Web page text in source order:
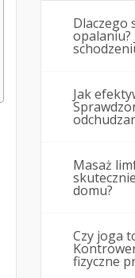
Dlaczego
opalaniu?
Jak
Masaż
domu?
Czy joga
fizyczne